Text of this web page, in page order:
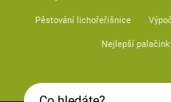
Pěstování lichořeřišnice
Nejlepší